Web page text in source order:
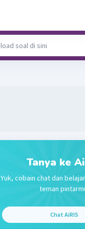
Tanya ke
Yuk, cobain chat dan
teman
Chat AiRIS